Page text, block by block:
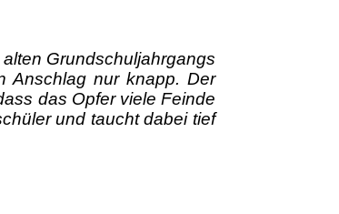
Grundschuljahrgangs
Anschlag nur knapp. Der
das Opfer viele Feinde
und taucht dabei tief